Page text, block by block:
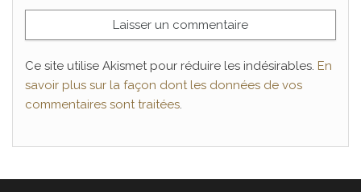
Ce site utilise Akismet pour réduire les indésirables. En
savoir plus sur la façon dont les données de vos
commentaires sont traitées